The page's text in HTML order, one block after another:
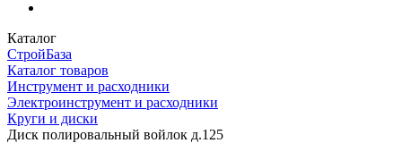
Каталог
СтройБаза
Каталог товаров
Инструмент и расходники
Электроинструмент и расходники
Круги и диски
Диск полировальный войлок д.125